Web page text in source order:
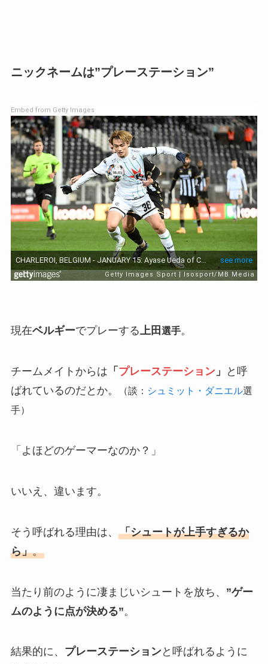
ニックネームは”プレーステーション”
Embed from Getty Images
現在ベルギーでプレーする上田 選手。
チームメイトからは 「 プレーステーション 」
と呼
ばれているのだとか。
（談： シュミット・ダニエル選
手）
「よほどのゲーマーなのか？」
いいえ、違います。
そう呼ばれる理由は、 「シュートが上手すぎるか
ら」。
当たり前のように凄まじいシュートを放ち、 ”ゲー
ムのように点が決める”。
結果的に、 プレーステーションと呼ばれるように